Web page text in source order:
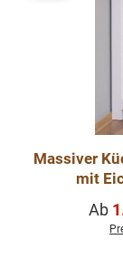
Massiver
mit
Ab